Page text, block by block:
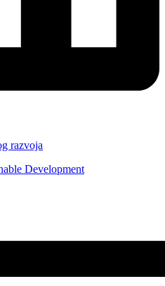
razvoja
Development